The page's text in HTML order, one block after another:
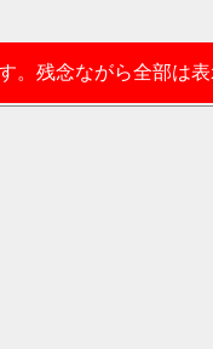
。残念ながら全部は